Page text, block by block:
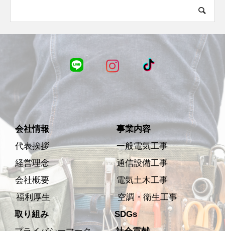
会社情報
代表挨拶
経営理念
会社概要
福利厚生
事業内容
一般電気工事
通信設備工事
電気土木工事
空調・衛生工事
取り組み
SDGs